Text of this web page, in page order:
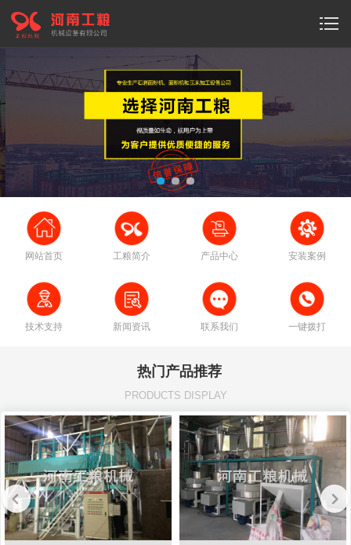
网站首页 工粮简介 产品中心 安装案例
技术支持 新闻资讯 联系我们 一键拨打
热门产品推荐
PRODUCTS DISPLAY